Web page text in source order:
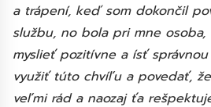
a trápení, keď som dokončil
službu, no bola pri mne
myslieť pozitívne a ísť
využiť túto chvíľu a povedať,
veľmi rád a naozaj ťa